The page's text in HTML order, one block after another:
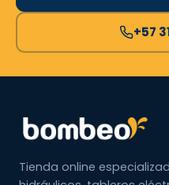
+57
Tienda online